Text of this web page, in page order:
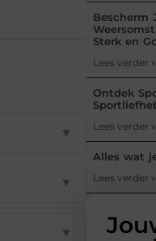
▼
▼
▼
Bescherm
Sterk en
Lees verder »
Ontdek
Lees verder »
Alles wat
Lees verder »